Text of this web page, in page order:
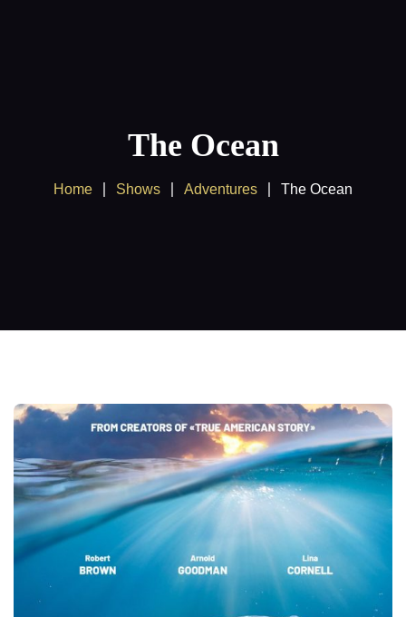
Products
Client Area
The Ocean
Home Shows Adventures The Ocean